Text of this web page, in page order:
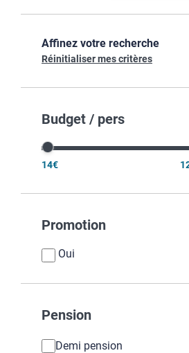
Affinez votre recherche
Réinitialiser mes critères
Budget / pers
14€
Promotion
Oui
Pension
Demi pension